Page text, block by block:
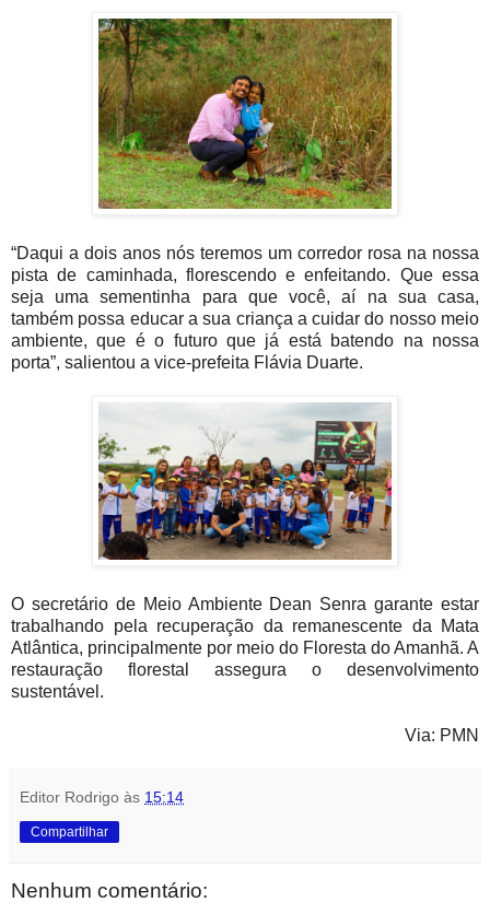
“Daqui a dois anos nós teremos um corredor rosa na nossa
pista de caminhada, florescendo e enfeitando. Que essa
seja uma sementinha para que você, aí na sua casa,
também possa educar a sua criança a cuidar do nosso meio
ambiente, que é o futuro que já está batendo na nossa
porta”, salientou a vice-prefeita Flávia Duarte.
O secretário de Meio Ambiente Dean Senra garante estar
trabalhando pela recuperação da remanescente da Mata
Atlântica, principalmente por meio do Floresta do Amanhã. A
restauração florestal assegura o desenvolvimento
sustentável.
Via: PMN
Editor Rodrigo às 15:14
Compartilhar
Nenhum comentário: